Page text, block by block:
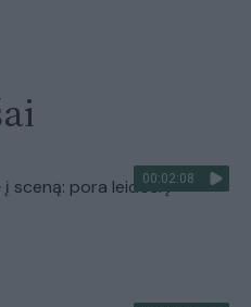
00:02:08
sceną: pora leidosi į